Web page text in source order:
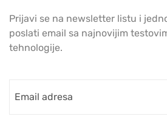
Prijavi se na newsletter listu i
poslati email sa najnovijim
tehnologije.